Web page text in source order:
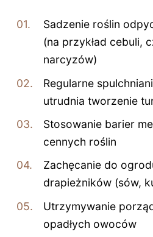
Sadzenie roślin
(na przykład cebuli,
narcyzów)
Regularne
utrudnia tworzenie
Stosowanie barier
cennych roślin
Zachęcanie do
drapieżników (sów,
Utrzymywanie
opadłych owoców